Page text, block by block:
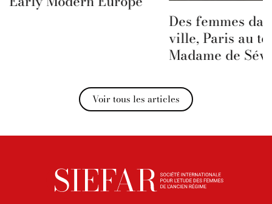
Des femmes
ville, Paris au
Madame de
Voir tous les articles